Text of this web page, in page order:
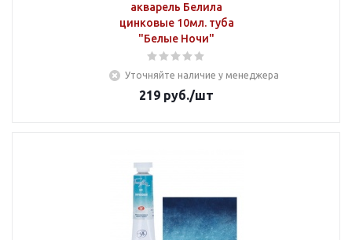
акварель Белила
цинковые 10мл. туба
"Белые Ночи"
Уточняйте наличие у менеджера
219 руб./шт